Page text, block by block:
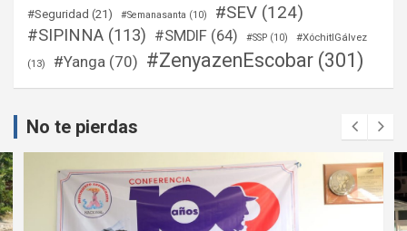
#Seguridad (21) #Semanasanta (10) #SEV (124)
#SIPINNA (113) #SMDIF (64) #SSP (10) #XóchitlGálvez
(13) #Yanga (70) #ZenyazenEscobar (301)
No te pierdas